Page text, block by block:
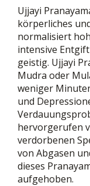
Ujjayi
körperliches
normalisiert
intensive
geistig. Ujjayi
Mudra oder
weniger
und
hervorgerufen
verdorbenen
von Abgasen
dieses
aufgehoben.